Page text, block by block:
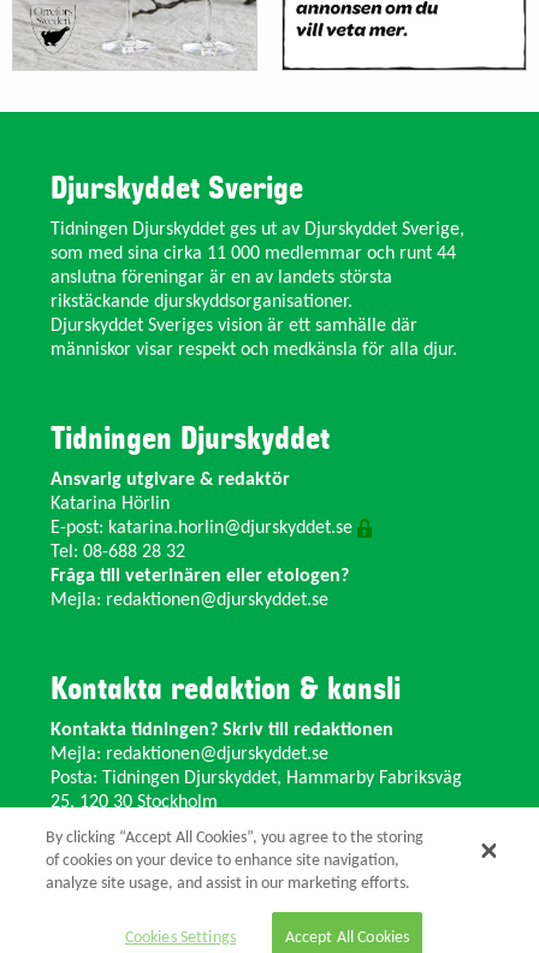
Djurskyddet Sverige
Tidningen Djurskyddet ges ut av Djurskyddet Sverige,
som med sina cirka 11 000 medlemmar och runt 44
anslutna föreningar är en av landets största
rikstäckande djurskyddsorganisationer.
Djurskyddet Sveriges vision är ett samhälle där
människor visar respekt och medkänsla för alla djur.
Tidningen Djurskyddet
Ansvarig utgivare & redaktör
Katarina Hörlin
E-post: katarina.horlin@djurskyddet.se
Tel: 08-688 28 32
Fråga till veterinären eller etologen?
Mejla: redaktionen@djurskyddet.se
Kontakta redaktion & kansli
Kontakta tidningen? Skriv till redaktionen
Mejla: redaktionen@djurskyddet.se
Posta: Tidningen Djurskyddet, Hammarby Fabriksväg
25, 120 30 Stockholm
Ändra adress? Kontakta kansliet
Växel: 08-673 35 11 E-post:
info@djurskyddet.se
© 2026 Tidningen Djurskyddet.
By clicking “Accept All Cookies”, you agree to the storing
of cookies on your device to enhance site navigation,
analyze site usage, and assist in our marketing efforts.
Cookies Settings Accept All Cookies